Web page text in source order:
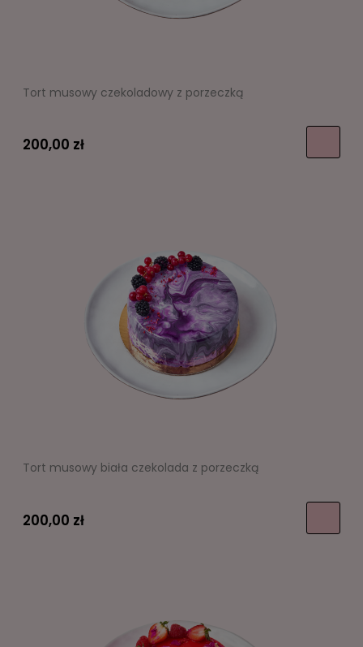
Tort musowy czekoladowy z porzeczką
200,00 zł
Tort musowy biała czekolada z porzeczką
200,00 zł